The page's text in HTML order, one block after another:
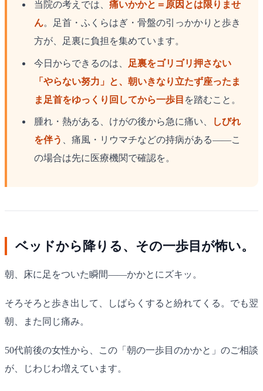
当院の考えでは、 痛いかかと＝原因とは限りませ
ん。足首・ふくらはぎ・骨盤の引っかかりと歩き
方が、足裏に負担を集めています。
今日からできるのは、
足裏をゴリゴリ押さない
「やらない努力」 と、朝いきなり立たず座ったま
ま足首をゆっくり回してから一歩目 を踏むこと。
腫れ・熱がある、けがの後から急に痛い、
しびれ
を伴う
、痛風・リウマチなどの持病がある——こ
の場合は先に医療機関で確認を。
ベッドから降りる、その一歩目が怖い。
朝、床に足をついた瞬間——かかとにズキッ。
そろそろと歩き出して、しばらくすると紛れてくる。でも翌
朝、また同じ痛み。
50代前後の女性から、この「朝の一歩目のかかと」のご相談
が、じわじわ増えています。